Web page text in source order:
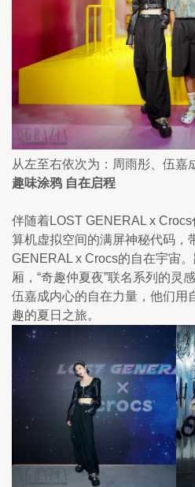
从左至右依次为：周雨彤、伍嘉
趣味涂鸦 自在启程
伴随着LOST GENERAL x Crocs
算机虚拟空间的满屏神秘代码，
GENERAL x Crocs的自在宇宙
厢，“奇趣仲夏夜”联名系列的灵
伍嘉成内心的自在力量，他们用
趣的夏日之旅。